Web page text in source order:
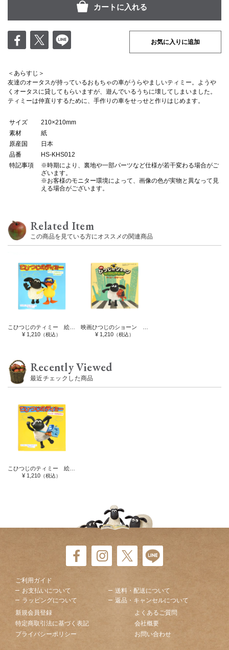
お気に入りに追加
＜あらすじ＞
友達のオータスが持っているおもちゃの車がうらやましいティミー。ようや
くオータスに貸してもらいますが、遊んでいるうちに壊してしまいました。
ティミーは仲直りするために、手作りの車をせっせと作りはじめます。
サイズ
210×210mm
素材
紙
原産国
日本
品番
HS-KHS012
特記事項
※時期により、裏地や一部パーツなど仕様が若干変わる場合がご
ざいます。
※お客様のモニター環境によって、画像の色が実物と異なって見
える場合がございます。
Related Item
この商品を見ている方にオススメの関連商品
¥ 1,210 （税込）
¥ 1,210（税込）
Recently Viewed
最近チェックした商品
¥ 1,210 （税込）
ご利用ガイド
お支払いについて
送料・配送について
ラッピングについて
返品・キャンセルについて
新規会員登録
よくあるご質問
特定商取引法に基づく表記
会社概要
プライバシーポリシー
お問い合わせ